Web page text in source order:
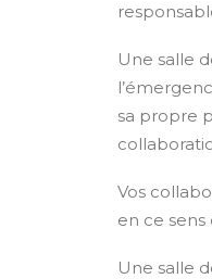
Une salle
sa propre
Vos
en ce
Une salle